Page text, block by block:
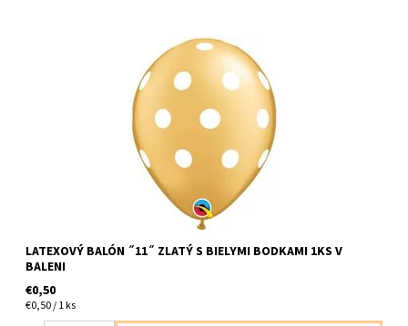
Latexovy balón zlaty s bielymi bodkami 1ks v baleni velkost do
30cm dodavame nenafukany
LATEXOVÝ BALÓN ˝11˝ ZLATÝ S BIELYMI BODKAMI 1KS V
BALENI
€0,50
€0,50 / 1 ks